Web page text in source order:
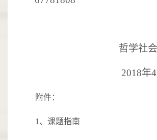
哲学社
2018年4月
附件：
1、课题指南